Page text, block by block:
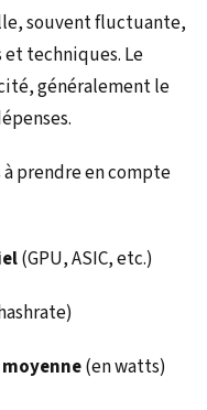
souvent fluctuante,
techniques. Le
généralement le
prendre en compte
(GPU, ASIC, etc.)
(en watts)